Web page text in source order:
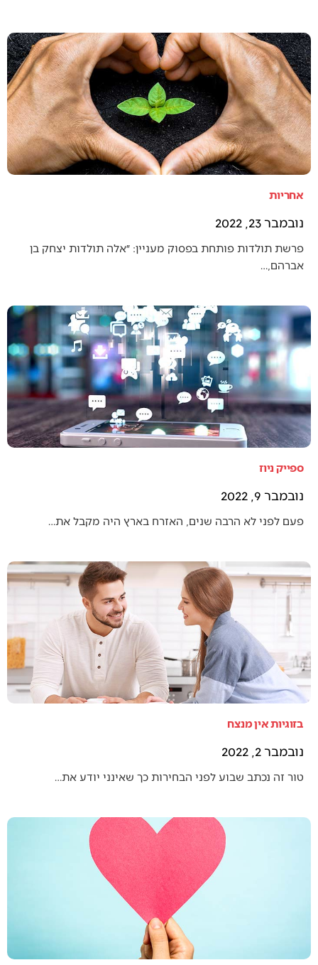
אחריות
נובמבר 23, 2022
פרשת תולדות פותחת בפסוק מעניין: ״אלה תולדות יצחק בן
אברהם,…
ספייק ניוז
נובמבר 9, 2022
פעם לפני לא הרבה שנים, האזרח בארץ היה מקבל את…
בזוגיות אין מנצח
נובמבר 2, 2022
טור זה נכתב שבוע לפני הבחירות כך שאינני יודע את…